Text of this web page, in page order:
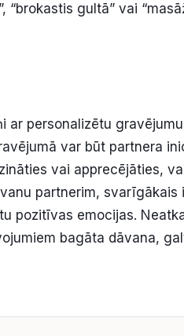
“brokastis gultā” vai
ar personalizētu
var būt partnera
vai apprecējāties,
partnerim, svarīgākais
pozitīvas emocijas.
bagāta dāvana,